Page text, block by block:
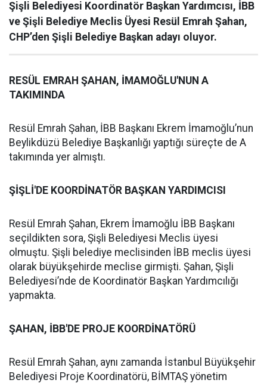
Şişli Belediyesi Koordinatör Başkan Yardımcısı, İBB
ve Şişli Belediye Meclis Üyesi Resül Emrah Şahan,
CHP’den Şişli Belediye Başkan adayı oluyor.
RESÜL EMRAH ŞAHAN, İMAMOĞLU'NUN A
TAKIMINDA
Resül Emrah Şahan, İBB Başkanı Ekrem İmamoğlu’nun
Beylikdüzü Belediye Başkanlığı yaptığı süreçte de A
takımında yer almıştı.
ŞİŞLİ'DE KOORDİNATÖR BAŞKAN YARDIMCISI
Resül Emrah Şahan, Ekrem İmamoğlu İBB Başkanı
seçildikten sora, Şişli Belediyesi Meclis üyesi
olmuştu. Şişli belediye meclisinden İBB meclis üyesi
olarak büyükşehirde meclise girmişti. Şahan, Şişli
Belediyesi’nde de Koordinatör Başkan Yardımcılığı
yapmakta.
ŞAHAN, İBB'DE PROJE KOORDİNATÖRÜ
Resül Emrah Şahan, aynı zamanda İstanbul Büyükşehir
Belediyesi Proje Koordinatörü, BİMTAŞ yönetim